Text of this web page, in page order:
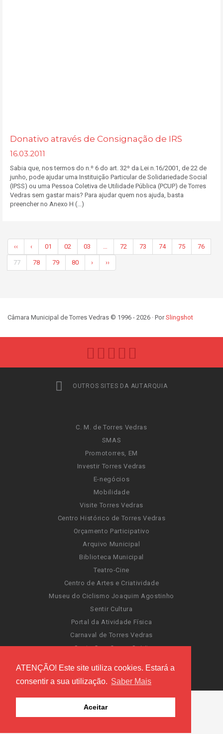
ATENÇÃO! Este site utiliza cookies. Estará a
consentir a sua utilização. Saber Mais
Aceitar
Donativo através de Consignação de IRS
16.03.2011
Sabia que, nos termos do n.º 6 do art. 32º da Lei n.16/2001, de 22 de
junho, pode ajudar uma Instituição Particular de Solidariedade Social
(IPSS) ou uma Pessoa Coletiva de Utilidade Pública (PCUP) de Torres
Vedras sem gastar mais? Para ajudar quem nos ajuda, basta
preencher no Anexo H (...)
‹‹ ‹ 01 02 03 … 72 73 74 75 76
77 78 79 80 › ››
Câmara Municipal de Torres Vedras © 1996 - 2026 · PorSlingshot
OUTROS SITES DA AUTARQUIA
C. M. de Torres Vedras
SMAS
Promotorres, EM
Investir Torres Vedras
E-negócios
Mobilidade
Visite Torres Vedras
Centro Histórico de Torres Vedras
Orçamento Participativo
Arquivo Municipal
Biblioteca Municipal
Teatro-Cine
Centro de Artes e Criatividade
Museu do Ciclismo Joaquim Agostinho
Sentir Cultura
Portal da Atividade Física
Carnaval de Torres Vedras
Santa Cruz Ocean Spirit